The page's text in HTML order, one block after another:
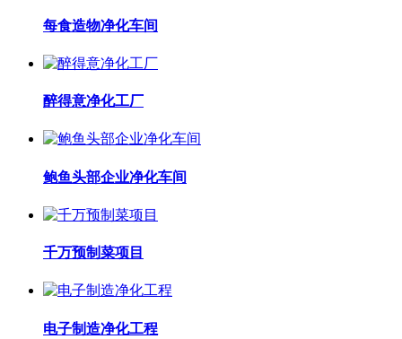
每食造物净化车间
醉得意净化工厂
鲍鱼头部企业净化车间
千万预制菜项目
电子制造净化工程